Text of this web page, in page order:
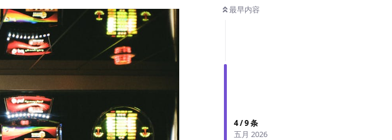
最早内容
4/9条
五月 2026